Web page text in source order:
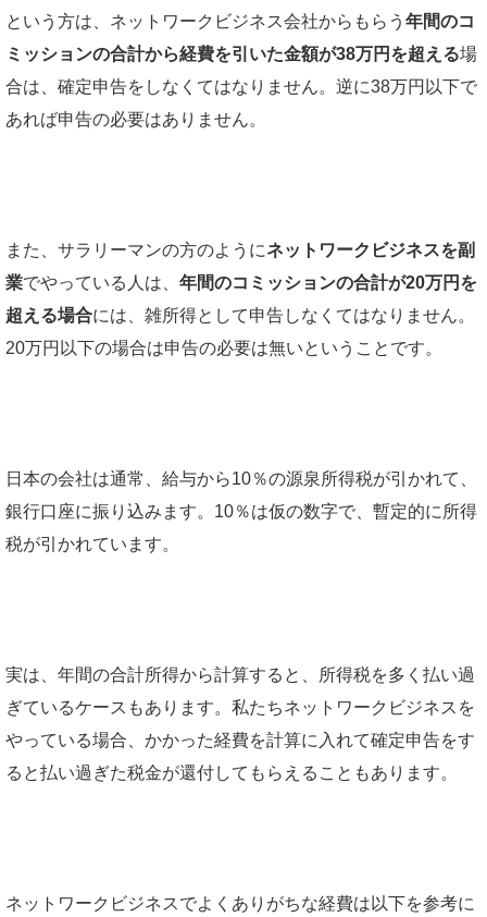
という方は、ネットワークビジネス会社からもらう 年間のコ
ミッションの合計から経費を引いた金額が38万円を超える場
合は、確定申告をしなくてはなりません。逆に38万円以下で
あれば申告の必要はありません。
また、サラリーマンの方のようにネットワークビジネスを副
業でやっている人は、 年間のコミッションの合計が20万円を
超える場合には、雑所得として申告しなくてはなりません。
20万円以下の場合は申告の必要は無いということです。
日本の会社は通常、給与から10％の源泉所得税が引かれて、
銀行口座に振り込みます。10％は仮の数字で、暫定的に所得
税が引かれています。
実は、年間の合計所得から計算すると、所得税を多く払い過
ぎているケースもあります。私たちネットワークビジネスを
やっている場合、かかった経費を計算に入れて確定申告をす
ると払い過ぎた税金が還付してもらえることもあります。
ネットワークビジネスでよくありがちな経費は以下を参考に